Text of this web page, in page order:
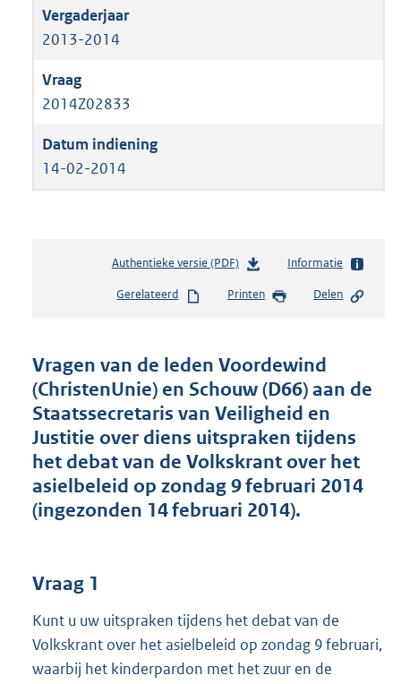
2013-2014
2014Z02833
14-02-2014
Authentieke versie (PDF)b
s
d
s
g
r
o
o
t
t
b
Informatie
Gerelateerd Printen Delen
Vragen van de leden Voordewind
(ChristenUnie) en Schouw (D66) aan de
Staatssecretaris van Veiligheid en
Justitie over diens uitspraken tijdens
het debat van de Volkskrant over het
asielbeleid op zondag 9 februari 2014
(ingezonden 14 februari 2014).
Vraag 1
Kunt u uw uitspraken tijdens het debat van de
Volkskrant over het asielbeleid op zondag 9 februari,
waarbij het kinderpardon met het zuur en de